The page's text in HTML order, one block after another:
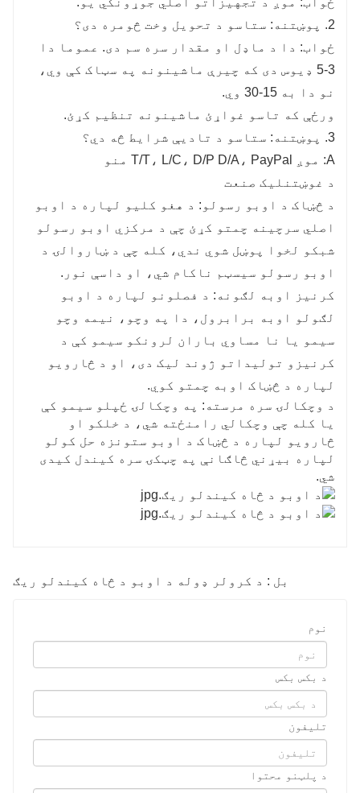
2. پوښتنه: ستاسو د تحویل وخت څومره دی؟
ځواب: دا د ماډل او مقدار سره سم دی. عموما دا
3-5 ډیوس دی که چیرې ماشینونه په سټاک کې وي،
نو دا به 15-30 وي.
ورځې که تاسو غواړئ ماشینونه تنظیم کړئ.
3. پوښتنه: ستاسو د تادیې شرایط څه دي؟
A: موږ T/T، L/C، D/P D/A، PayPal منو
د غوښتنلیک صنعت
د څښاک د اوبو رسولو: د هغو کلیو لپاره د اوبو
اصلي سرچینه چمتو کړئ چې د مرکزي اوبو رسولو
شبکو لخوا پوښل شوي ندي، کله چې د ښاروالۍ د
اوبو رسولو سیسټم ناکام شي، او داسې نور.
کرنیز اوبه لګونه: د فصلونو لپاره د اوبو
لګولو اوبه برابرول، دا په وچو، نیمه وچو
سیمو یا نا مساوي باران لرونکو سیمو کې د
کرنیزو تولیداتو ژوند لیک دی، او د څارویو
لپاره د څښاک اوبه چمتو کوي.
د وچکالۍ سره مرسته: په وچکالۍ ځپلو سیمو کې
یا کله چې وچکالي رامنځته شي، د خلکو او
څارویو لپاره د څښاک د اوبو ستونزه حل کولو
لپاره بیړني څاګانې په چټکۍ سره کیندل کیدی
شي.
بل : د کرولر ډوله د اوبو د څاه کیندلو ریګ
نوم
د بکس بکس
تلیفون
د پلټنو محتوا